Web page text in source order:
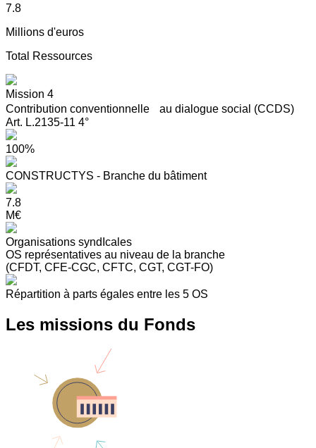
7.8
Millions d'euros
Total Ressources
Mission 4
Contribution conventionnelle au dialogue social (CCDS)
Art. L.2135-11 4°
100%
CONSTRUCTYS - Branche du bâtiment
7.8
M€
Organisations syndIcales
OS représentatives au niveau de la branche
(CFDT, CFE-CGC, CFTC, CGT, CGT-FO)
Répartition à parts égales entre les 5 OS
Les missions du Fonds